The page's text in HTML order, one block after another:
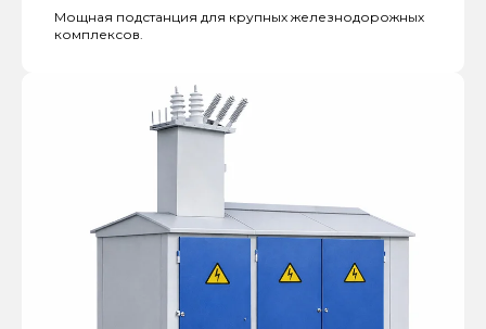
Мощная подстанция для крупных железнодорожных
комплексов.